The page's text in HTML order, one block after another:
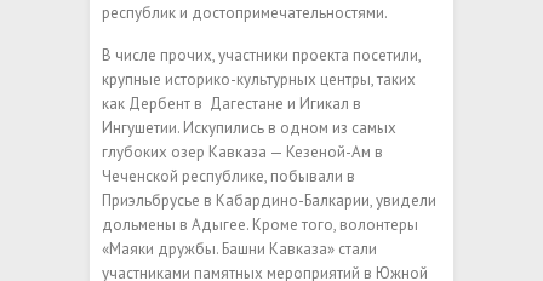
республик и достопримечательностями.
В числе прочих, участники проекта посетили,
крупные историко-культурных центры, таких
как Дербент в Дагестане и Игикал в
Ингушетии. Искупились в одном из самых
глубоких озер Кавказа — Кезеной-Ам в
Чеченской республике, побывали в
Приэльбрусье в Кабардино-Балкарии, увидели
дольмены в Адыгее. Кроме того, волонтеры
«Маяки дружбы. Башни Кавказа» стали
участниками памятных мероприятий в Южной